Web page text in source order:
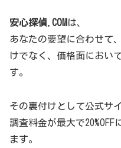
安心探偵.COM は、
あなたの要望に合わせて
けでなく、価格面におい
す。
その裏付けとして公式サ
調査料金が最大で
ます。